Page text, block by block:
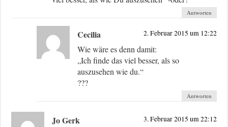
Antworten
Cecilia 2. Februar 2015 um 12:22
Wie wäre es denn damit:
„Ich finde das viel besser, als so
auszusehen wie du.“
???
Antworten
Jo Gerk 3. Februar 2015 um 22:12